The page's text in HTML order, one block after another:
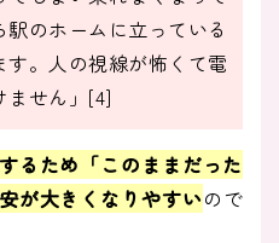
のホームに立っている
。人の視線が怖くて電
ません」[4]
るため「このままだった
が大きくなりやすいので